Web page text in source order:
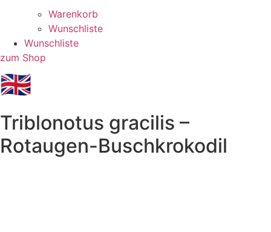
Warenkorb
Wunschliste
Wunschliste
zum Shop
🇬🇧
Triblonotus gracilis –
Rotaugen-Buschkrokodil